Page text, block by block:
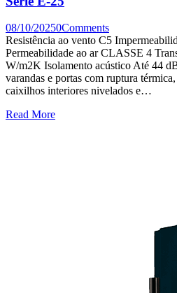
08/10/20250Comments
Resistência ao vento C5
Permeabilidade ao ar CLASSE 4
W/m2K Isolamento acústico Até 44
varandas e portas com ruptura
caixilhos interiores nivelados e…
Read More